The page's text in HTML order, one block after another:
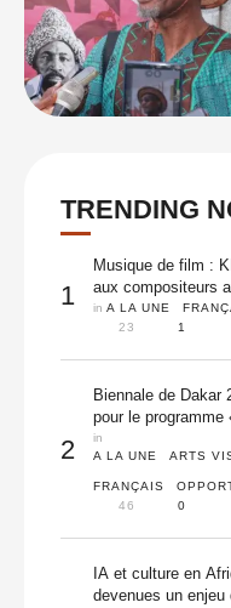
TRENDING
1
Musique de film :
aux compositeurs
in A LA UNE
23
1
2
Biennale de Dakar
pour le programme
in
A LA UNE
ARTS
FRANÇAIS
46
0
IA et culture en
devenues un enjeu